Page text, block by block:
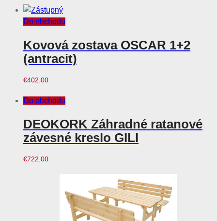
Do obchodu
Kovová zostava OSCAR 1+2
(antracit)
€402.00
Do obchodu
DEOKORK Záhradné ratanové
závesné kreslo GILI
€722.00